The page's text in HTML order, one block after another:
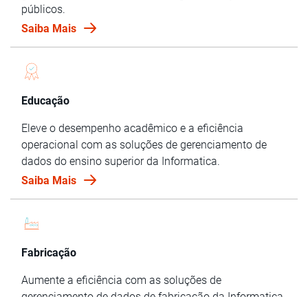
públicos.
Saiba Mais
Educação
Eleve o desempenho acadêmico e a eficiência
operacional com as soluções de gerenciamento de
dados do ensino superior da Informatica.
Saiba Mais
Fabricação
Aumente a eficiência com as soluções de